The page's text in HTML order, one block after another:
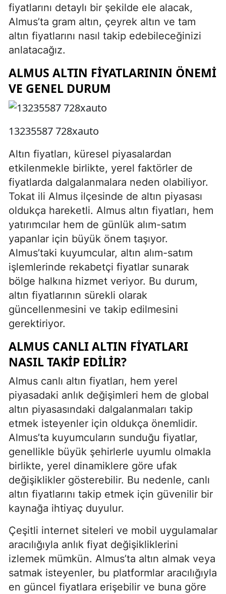
fiyatlarını detaylı bir şekilde ele alacak,
Almus’ta gram altın, çeyrek altın ve tam
altın fiyatlarını nasıl takip edebileceğinizi
anlatacağız.
ALMUS ALTIN FIYATLARININ ÖNEMI
VE GENEL DURUM
13235587 728xauto
Altın fiyatları, küresel piyasalardan
etkilenmekle birlikte, yerel faktörler de
fiyatlarda dalgalanmalara neden olabiliyor.
Tokat ili Almus ilçesinde de altın piyasası
oldukça hareketli. Almus altın fiyatları, hem
yatırımcılar hem de günlük alım-satım
yapanlar için büyük önem taşıyor.
Almus’taki kuyumcular, altın alım-satım
işlemlerinde rekabetçi fiyatlar sunarak
bölge halkına hizmet veriyor. Bu durum,
altın fiyatlarının sürekli olarak
güncellenmesini ve takip edilmesini
gerektiriyor.
ALMUS CANLI ALTIN FIYATLARI
NASIL TAKIP EDILIR?
Almus canlı altın fiyatları, hem yerel
piyasadaki anlık değişimleri hem de global
altın piyasasındaki dalgalanmaları takip
etmek isteyenler için oldukça önemlidir.
Almus’ta kuyumcuların sunduğu fiyatlar,
genellikle büyük şehirlerle uyumlu olmakla
birlikte, yerel dinamiklere göre ufak
değişiklikler gösterebilir. Bu nedenle, canlı
altın fiyatlarını takip etmek için güvenilir bir
kaynağa ihtiyaç duyulur.
Çeşitli internet siteleri ve mobil uygulamalar
aracılığıyla anlık fiyat değişikliklerini
izlemek mümkün. Almus’ta altın almak veya
satmak isteyenler, bu platformlar aracılığıyla
en güncel fiyatlara erişebilir ve buna göre